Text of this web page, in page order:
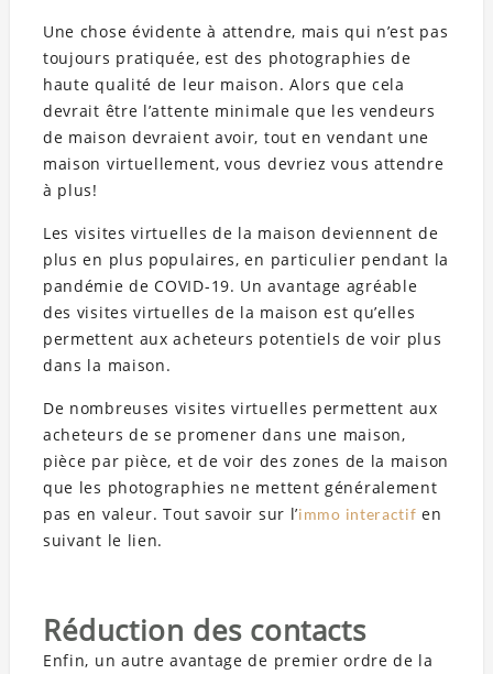
Une chose évidente à attendre, mais qui n’est pas
toujours pratiquée, est des photographies de
haute qualité de leur maison. Alors que cela
devrait être l’attente minimale que les vendeurs
de maison devraient avoir, tout en vendant une
maison virtuellement, vous devriez vous attendre
à plus!
Les visites virtuelles de la maison deviennent de
plus en plus populaires, en particulier pendant la
pandémie de COVID-19. Un avantage agréable
des visites virtuelles de la maison est qu’elles
permettent aux acheteurs potentiels de voir plus
dans la maison.
De nombreuses visites virtuelles permettent aux
acheteurs de se promener dans une maison,
pièce par pièce, et de voir des zones de la maison
que les photographies ne mettent généralement
pas en valeur. Tout savoir sur l’immo interactif en
suivant le lien.
Réduction des contacts
Enfin, un autre avantage de premier ordre de la